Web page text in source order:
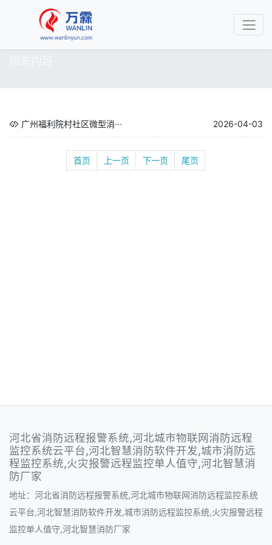
广州福利院村社区微型消··· 2026-04-03
首页 上一页 下一页 尾页
河北省消防远程报警系统,河北城市物联网消防远程
监控系统云平台,河北智慧消防软件开发,城市消防远
程监控系统,火灾报警远程监控单人值守,河北智慧消
防厂家
地址：河北省消防远程报警系统,河北城市物联网消防远程监控系统
云平台,河北智慧消防软件开发,城市消防远程监控系统,火灾报警远程
监控单人值守,河北智慧消防厂家